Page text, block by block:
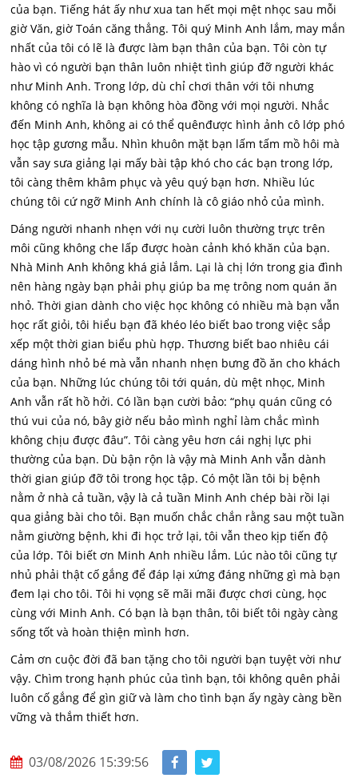
của bạn. Tiếng hát ấy như xua tan hết mọi mệt nhọc sau mỗi
giờ Văn, giờ Toán căng thẳng. Tôi quý Minh Anh lắm, may mắn
nhất của tôi có lẽ là được làm bạn thân của bạn. Tôi còn tự
hào vì có người bạn thân luôn nhiệt tình giúp đỡ người khác
như Minh Anh. Trong lớp, dù chỉ chơi thân với tôi nhưng
không có nghĩa là bạn không hòa đồng với mọi người. Nhắc
đến Minh Anh, không ai có thể quênđược hình ảnh cô lớp phó
học tập gương mẫu. Nhìn khuôn mặt bạn lấm tấm mồ hôi mà
vẫn say sưa giảng lại mấy bài tập khó cho các bạn trong lớp,
tôi càng thêm khâm phục và yêu quý bạn hơn. Nhiều lúc
chúng tôi cứ ngỡ Minh Anh chính là cô giáo nhỏ của mình.
Dáng người nhanh nhẹn với nụ cười luôn thường trực trên
môi cũng không che lấp được hoàn cảnh khó khăn của bạn.
Nhà Minh Anh không khá giả lắm. Lại là chị lớn trong gia đình
nên hàng ngày bạn phải phụ giúp ba mẹ trông nom quán ăn
nhỏ. Thời gian dành cho việc học không có nhiều mà bạn vẫn
học rất giỏi, tôi hiểu bạn đã khéo léo biết bao trong việc sắp
xếp một thời gian biểu phù hợp. Thương biết bao nhiêu cái
dáng hình nhỏ bé mà vẫn nhanh nhẹn bưng đồ ăn cho khách
của bạn. Những lúc chúng tôi tới quán, dù mệt nhọc, Minh
Anh vẫn rất hồ hởi. Có lần bạn cười bảo: “phụ quán cũng có
thú vui của nó, bây giờ nếu bảo mình nghỉ làm chắc mình
không chịu được đâu”. Tôi càng yêu hơn cái nghị lực phi
thường của bạn. Dù bận rộn là vậy mà Minh Anh vẫn dành
thời gian giúp đỡ tôi trong học tập. Có một lần tôi bị bệnh
nằm ở nhà cả tuần, vậy là cả tuần Minh Anh chép bài rồi lại
qua giảng bài cho tôi. Bạn muốn chắc chắn rằng sau một tuần
nằm giường bệnh, khi đi học trở lại, tôi vẫn theo kịp tiến độ
của lớp. Tôi biết ơn Minh Anh nhiều lắm. Lúc nào tôi cũng tự
nhủ phải thật cố gắng để đáp lại xứng đáng những gì mà bạn
đem lại cho tôi. Tôi hi vọng sẽ mãi mãi được chơi cùng, học
cùng với Minh Anh. Có bạn là bạn thân, tôi biết tôi ngày càng
sống tốt và hoàn thiện mình hơn.
Cảm ơn cuộc đời đã ban tặng cho tôi người bạn tuyệt vời như
vậy. Chìm trong hạnh phúc của tình bạn, tôi không quên phải
luôn cố gắng để gìn giữ và làm cho tình bạn ấy ngày càng bền
vững và thắm thiết hơn.
03/08/2026 15:39:56